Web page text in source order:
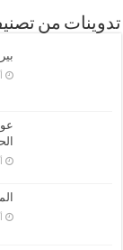
تدوينات من